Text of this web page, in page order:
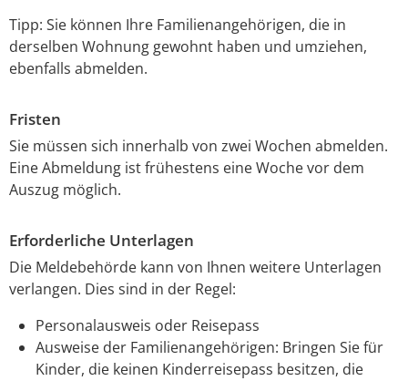
Tipp: Sie können Ihre Familienangehörigen, die in
derselben Wohnung gewohnt haben und umziehen,
ebenfalls abmelden.
Fristen
Sie müssen sich innerhalb von zwei Wochen abmelden.
Eine Abmeldung ist frühestens eine Woche vor dem
Auszug möglich.
Erforderliche Unterlagen
Die Meldebehörde kann von Ihnen weitere Unterlagen
verlangen. Dies sind in der Regel:
Personalausweis oder Reisepass
Ausweise der Familienangehörigen: Bringen Sie für
Kinder, die keinen Kinderreisepass besitzen, die